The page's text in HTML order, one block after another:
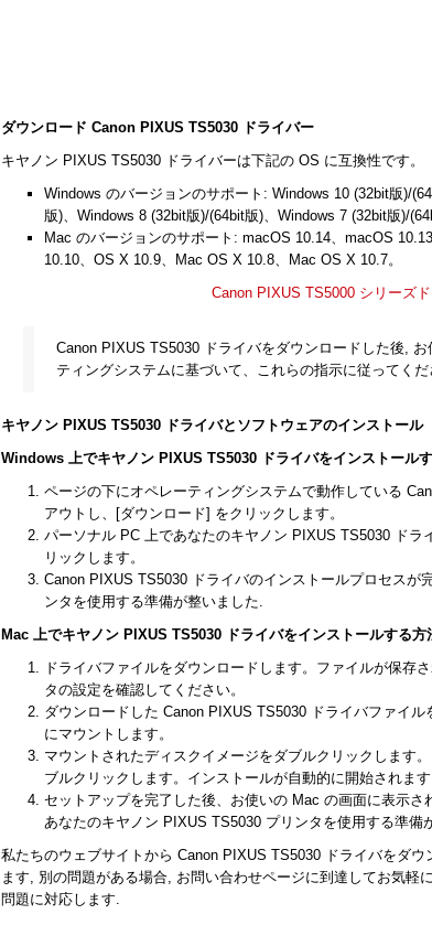
ダウンロード Canon PIXUS TS5030 ドライバー
キヤノン PIXUS TS5030 ドライバーは下記の OS に互換性です。
Windows のバージョンのサポート: Windows 10 (32bit版)/
版)、Windows 8 (32bit版)/(64bit版)、Windows 7 (32bit版)/
Mac のバージョンのサポート: macOS 10.14、macOS
10.10、OS X 10.9、Mac OS X 10.8、Mac OS X 10.7。
Canon PIXUS TS5000 シリーズ
Canon PIXUS TS5030 ドライバをダウンロードした後,
ティングシステムに基づいて、これらの指示に従ってくだ
キヤノン PIXUS TS5030 ドライバとソフトウェアのインストール
Windows 上でキヤノン PIXUS TS5030 ドライバをインストール
ページの下にオペレーティングシステムで動作している
アウトし、[ダウンロード] をクリックします。
パーソナル PC 上であなたのキヤノン PIXUS TS5030 ドラ
リックします。
Canon PIXUS TS5030 ドライバのインストールプロセスが
ンタを使用する準備が整いました.
Mac 上でキヤノン PIXUS TS5030 ドライバをインストールする方
ドライバファイルをダウンロードします。ファイルが保存
タの設定を確認してください。
ダウンロードした Canon PIXUS TS5030 ドライバファイ
にマウントします。
マウントされたディスクイメージをダブルクリックします
ブルクリックします。インストールが自動的に開始されます
セットアップを完了した後、お使いの Mac の画面に表示さ
あなたのキヤノン PIXUS TS5030 プリンタを使用する準備
私たちのウェブサイトから Canon PIXUS TS5030 ドライバをダ
ます, 別の問題がある場合, お問い合わせページに到達してお気軽
問題に対応します.